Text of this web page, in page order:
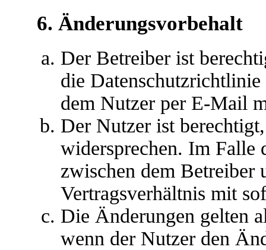
6. Änderungsvorbehalt
Der Betreiber ist
die
dem Nutzer per E-Mail
Der Nutzer ist
widersprechen. Im Falle
zwischen dem Betreiber
Vertragsverhältnis mit
Die Änderungen gelten
wenn der Nutzer den